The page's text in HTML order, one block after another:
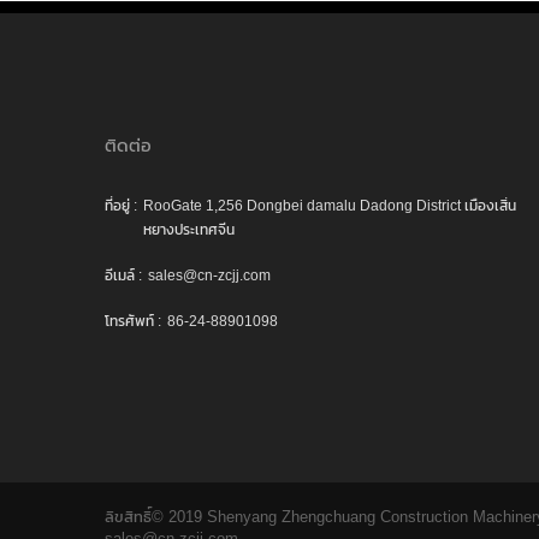
ติดต่อ
ที่อยู่ : RooGate 1,256 Dongbei damalu Dadong District เมืองเสิ่น
หยางประเทศจีน
อีเมล์ : sales@cn-zcjj.com
โทรศัพท์ : 86-24-88901098
ลิขสิทธิ์© 2019 Shenyang Zhengchuang Construction